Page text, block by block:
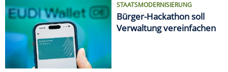
STAATSMODERNISIERUNG
Bürger-Hackathon soll
Verwaltung vereinfachen